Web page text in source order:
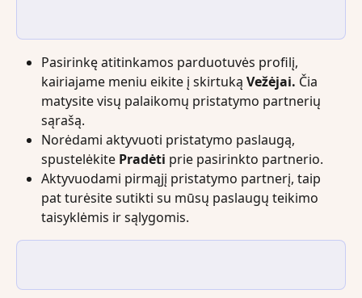
Pasirinkę atitinkamos parduotuvės profilį,
kairiajame meniu eikite į skirtuką Vežėjai. Čia
matysite visų palaikomų pristatymo partnerių
sąrašą.
Norėdami aktyvuoti pristatymo paslaugą,
spustelėkite Pradėti prie pasirinkto partnerio.
Aktyvuodami pirmąjį pristatymo partnerį, taip
pat turėsite sutikti su mūsų paslaugų teikimo
taisyklėmis ir sąlygomis.